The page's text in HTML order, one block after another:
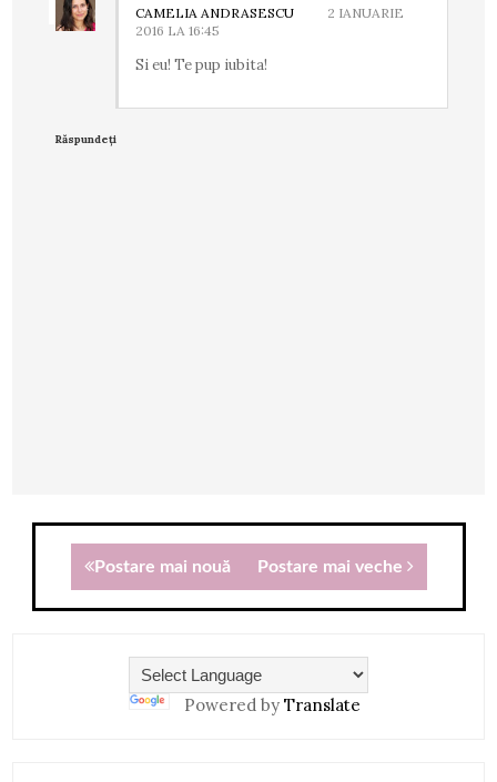
CAMELIA ANDRASESCU
2 IANUARIE
2016 LA 16:45
Si eu! Te pup iubita!
Răspundeți
Postare mai nouă Postare mai veche
Powered by Translate